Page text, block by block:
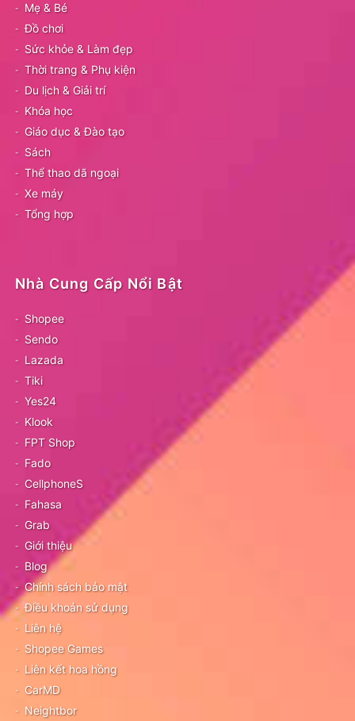
Mẹ & Bé
Đồ chơi
Sức khỏe & Làm đẹp
Thời trang & Phụ kiện
Du lịch & Giải trí
Khóa học
Giáo dục & Đào tạo
Sách
Thể thao dã ngoại
Xe máy
Tổng hợp
Nhà Cung Cấp Nổi Bật
Shopee
Sendo
Lazada
Tiki
Yes24
Klook
FPT Shop
Fado
CellphoneS
Fahasa
Grab
Giới thiệu
Blog
Chính sách bảo mật
Điều khoản sử dụng
Liên hệ
Shopee Games
Liên kết hoa hồng
CarMD
Neightbor